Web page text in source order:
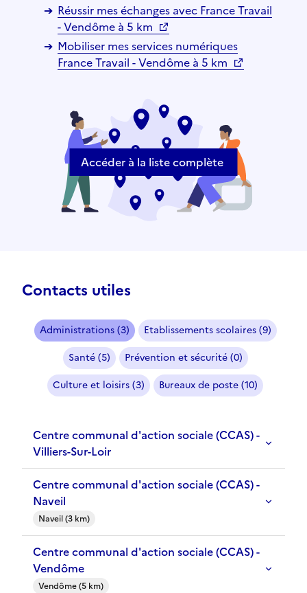
Réussir mes échanges avec France Travail
- Vendôme à 5 km
Mobiliser mes services numériques
France Travail - Vendôme à 5 km
Accéder à la liste complète
Contacts utiles
Administrations (3)
Etablissements scolaires (9)
Santé (5)
Prévention et sécurité (0)
Culture et loisirs (3)
Bureaux de poste (10)
Centre communal d'action sociale (CCAS) -
Villiers-Sur-Loir
Centre communal d'action sociale (CCAS) -
Naveil
Naveil (3 km)
Centre communal d'action sociale (CCAS) -
Vendôme
Vendôme (5 km)